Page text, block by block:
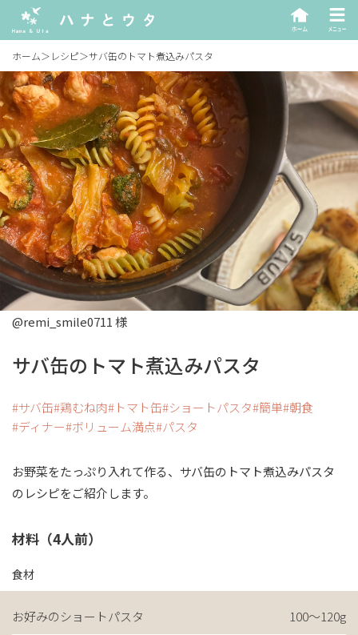
ホーム＞ レシピ＞サバ缶のトマト煮込みパスタ
@remi_smile0711 様
サバ缶のトマト煮込みパスタ
サバ缶 鶏むね肉 トマト缶 ショートパスタ 簡単 朝食
ディナー ボリューム満点 パスタ
お野菜をたっぷり入れて作る、サバ缶のトマト煮込みパスタ
のレシピをご紹介します。
材料（4人前）
食材
お好みのショートパスタ 100～120g